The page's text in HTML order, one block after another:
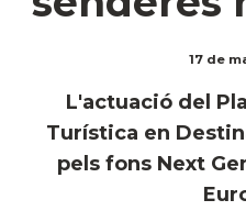
17 de
L'actuació del
Turística en
pels fons Next